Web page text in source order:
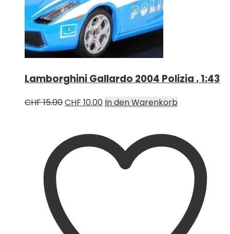
Lamborghini Gallardo 2004 Polizia , 1:43
CHF15.00Ursprünglicher
CHF 15.00
CHF 10.00Aktueller
CHF 10.00.
In den Warenkorb